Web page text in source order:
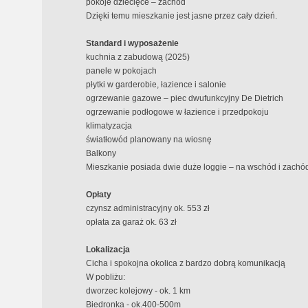
pokoje dziecięce – zachód
Dzięki temu mieszkanie jest jasne przez cały dzień.
Standard i wyposażenie
kuchnia z zabudową (2025)
panele w pokojach
płytki w garderobie, łazience i salonie
ogrzewanie gazowe – piec dwufunkcyjny De Dietrich
ogrzewanie podłogowe w łazience i przedpokoju
klimatyzacja
światłowód planowany na wiosnę
Balkony
Mieszkanie posiada dwie duże loggie – na wschód i
Opłaty
czynsz administracyjny ok. 553 zł
opłata za garaż ok. 63 zł
Lokalizacja
Cicha i spokojna okolica z bardzo dobrą komunikacją
W pobliżu:
dworzec kolejowy - ok. 1 km
Biedronka - ok.400-500m